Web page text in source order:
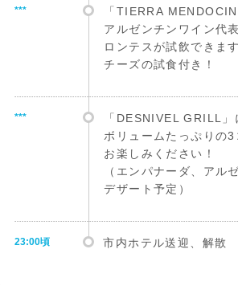
***
「TIERRA
アルゼンチンワイン代
ロンテスが試飲できます
チーズの試食付き！
***
「DESNIVEL GRILL」
ボリュームたっぷりの
お楽しみください！
（エンパナーダ、アル
デザート予定）
23:00頃 市内ホテル送迎、解散